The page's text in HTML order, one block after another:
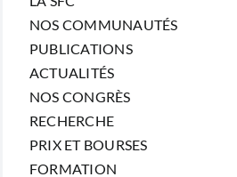
NOS COMMUNAUTÉS
PUBLICATIONS
ACTUALITÉS
NOS CONGRÈS
RECHERCHE
PRIX ET BOURSES
FORMATION